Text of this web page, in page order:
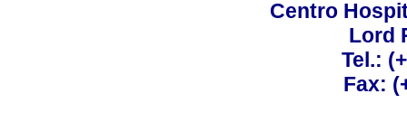
Centro
Lord
Tel.:
Fax: